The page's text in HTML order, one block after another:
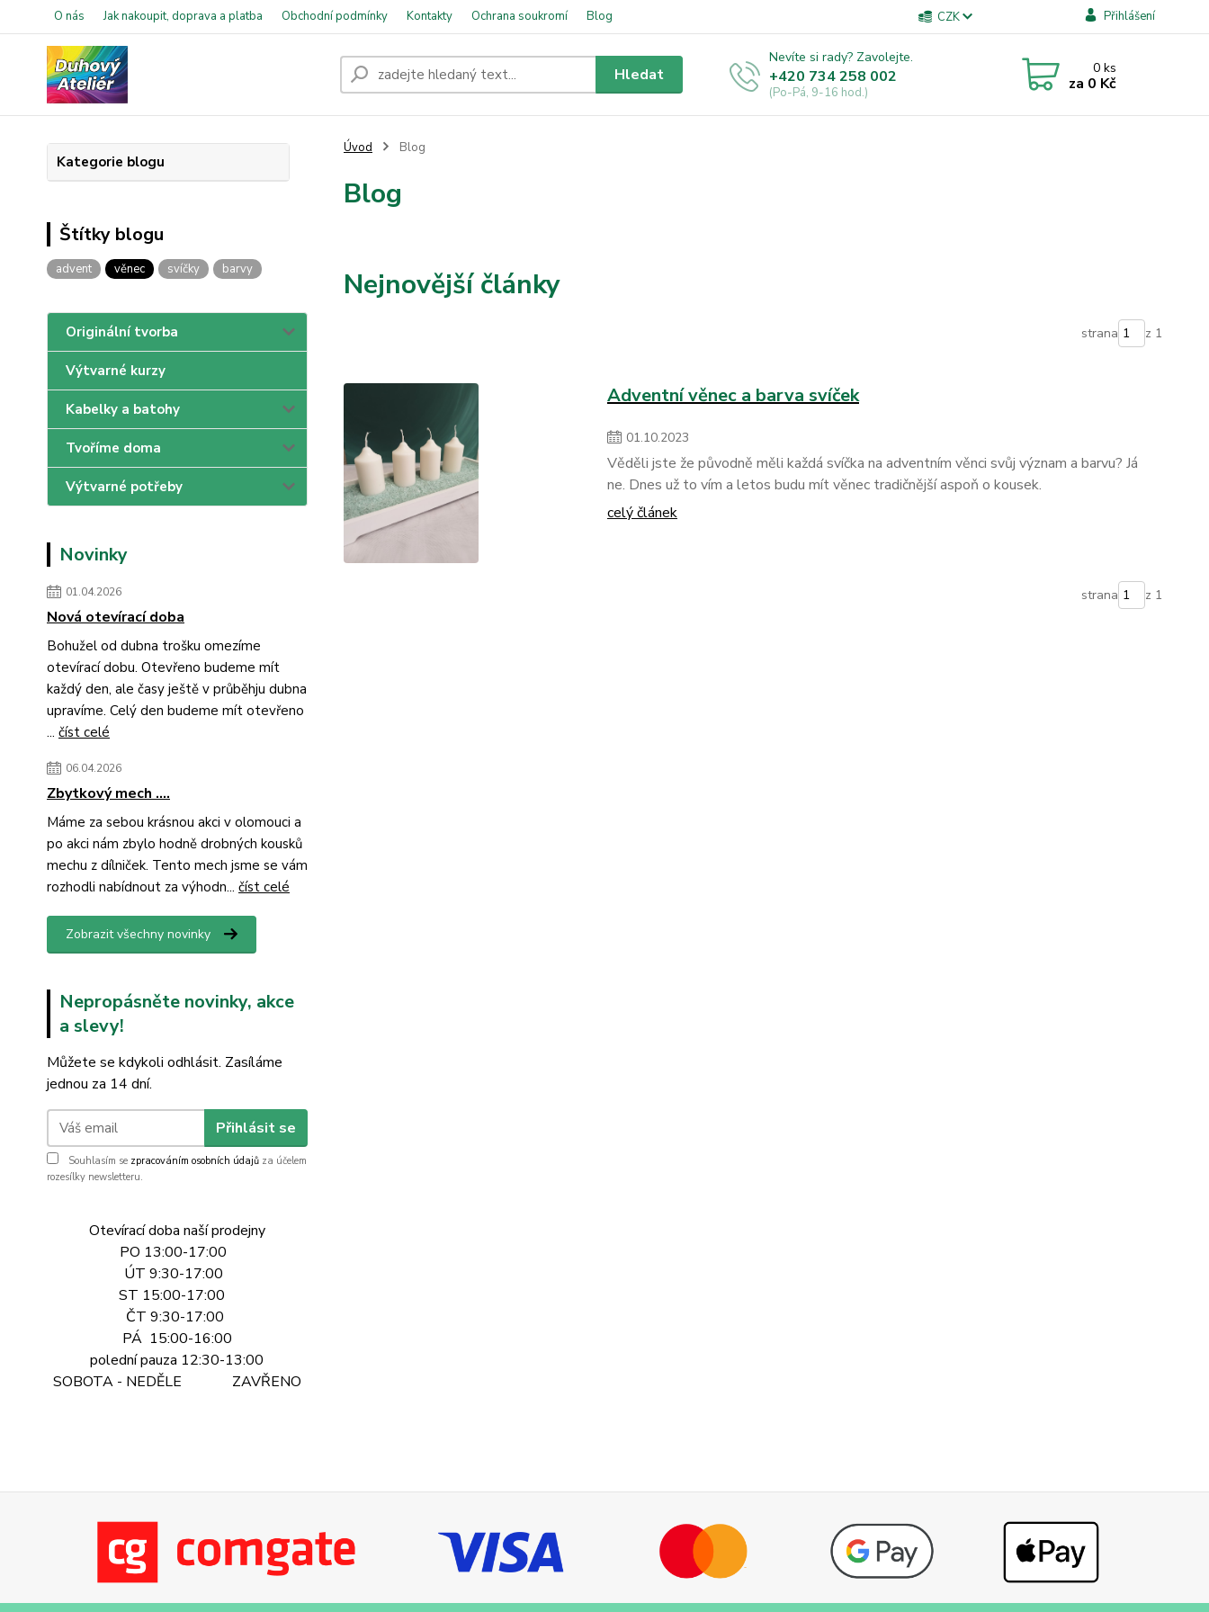
O nás Jak nakoupit, doprava a platba Obchodní podmínky Kontakty Ochrana soukromí Blog CZK Přihlášení
Hledat
Nevíte si rady? Zavolejte.
+420 734 258 002
(Po-Pá, 9-16 hod.)
0ks
za 0 Kč
Kategorie blogu
Štítky blogu
advent věnec svíčky barvy
Originální tvorba
Výtvarné kurzy
Kabelky a batohy
Tvoříme doma
Výtvarné potřeby
Novinky
01.04.2026
Nová otevírací doba
Bohužel od dubna trošku omezíme
otevírací dobu. Otevřeno budeme mít
každý den, ale časy ještě v průběhju dubna
upravíme. Celý den budeme mít otevřeno
... číst celé
06.04.2026
Zbytkový mech ....
Máme za sebou krásnou akci v olomouci a
po akci nám zbylo hodně drobných kousků
mechu z dílniček. Tento mech jsme se vám
rozhodli nabídnout za výhodn... číst celé
Zobrazit všechny novinky
Nepropásněte novinky, akce
a slevy!
Můžete se kdykoli odhlásit. Zasíláme
jednou za 14 dní.
Přihlásit se
Souhlasím se zpracováním osobních údajů za účelem
rozesílky newsletteru.
Otevírací doba naší prodejny
PO 13:00-17:00
ÚT 9:30-17:00
ST 15:00-17:00
ČT 9:30-17:00
PÁ 15:00-16:00
polední pauza 12:30-13:00
SOBOTA - NEDĚLE ZAVŘENO
Úvod Blog
Blog
Nejnovější články
strana z 1
Adventní věnec a barva svíček
01.10.2023
Věděli jste že původně měli každá svíčka na adventním věnci svůj význam a barvu? Já
ne. Dnes už to vím a letos budu mít věnec tradičnější aspoň o kousek.
celý článek
strana z 1